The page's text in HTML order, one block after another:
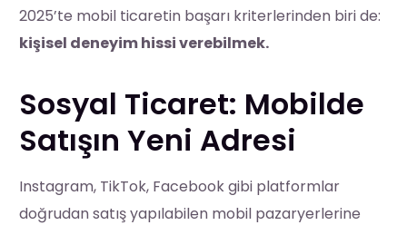
2025’te mobil ticaretin başarı kriterlerinden biri de:
kişisel deneyim hissi verebilmek.
Sosyal Ticaret: Mobilde
Satışın Yeni Adresi
Instagram, TikTok, Facebook gibi platformlar
doğrudan satış yapılabilen mobil pazaryerlerine